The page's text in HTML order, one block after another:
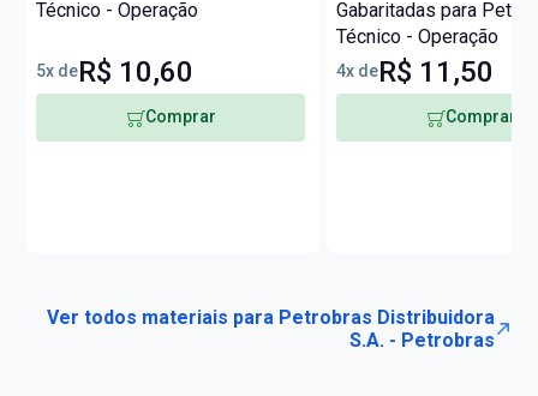
Técnico - Operação
5x deR$ 10,60
Comprar
Gabaritadas para
Técnico - Operação
4x deR$ 11,50
Comprar
Ver todos materiais para Petrobras Distribuidora
S.A. - Petrobras